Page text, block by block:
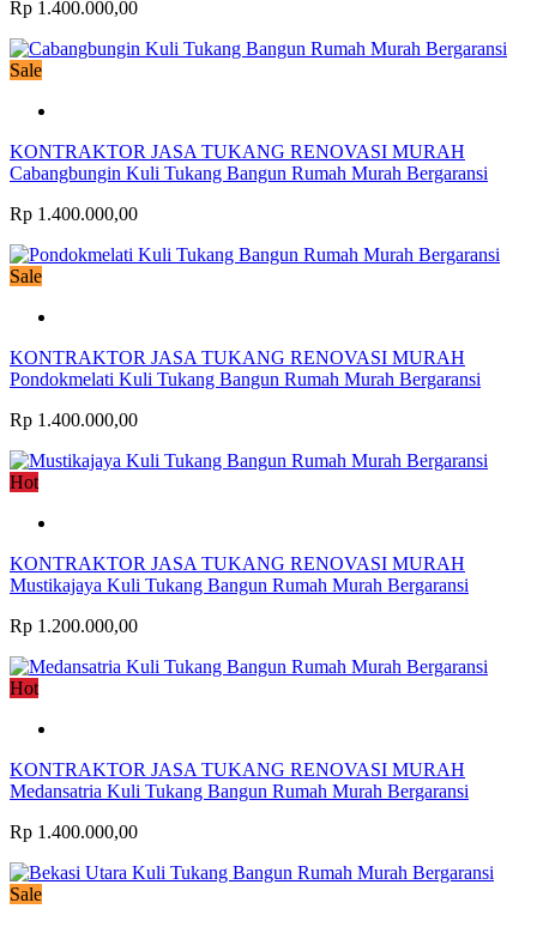
Rp 1.400.000,00
Sale
KONTRAKTOR JASA TUKANG RENOVASI MURAH
Cabangbungin Kuli Tukang Bangun Rumah Murah Bergaransi
Rp 1.400.000,00
Sale
KONTRAKTOR JASA TUKANG RENOVASI MURAH
Pondokmelati Kuli Tukang Bangun Rumah Murah Bergaransi
Rp 1.400.000,00
Hot
KONTRAKTOR JASA TUKANG RENOVASI MURAH
Mustikajaya Kuli Tukang Bangun Rumah Murah Bergaransi
Rp 1.200.000,00
Hot
KONTRAKTOR JASA TUKANG RENOVASI MURAH
Medansatria Kuli Tukang Bangun Rumah Murah Bergaransi
Rp 1.400.000,00
Sale